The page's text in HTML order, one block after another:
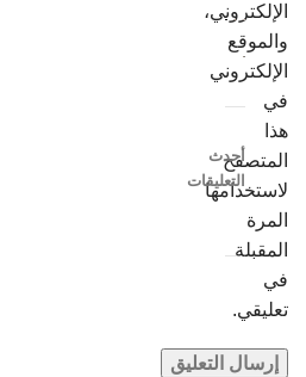
الإلكتروني،
والموقع
الإلكتروني
في
هذا
المتصفح
لاستخدامها
المرة
المقبلة
في
تعليقي.
أحدث
التعليقات